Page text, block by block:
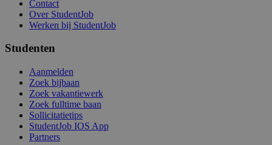
Contact
Over StudentJob
Werken bij StudentJob
Studenten
Aanmelden
Zoek bijbaan
Zoek vakantiewerk
Zoek fulltime baan
Sollicitatietips
StudentJob IOS App
Partners